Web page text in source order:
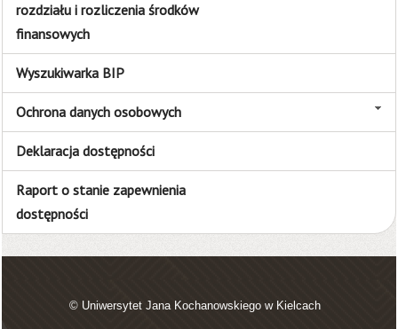
rozdziału i rozliczenia środków
finansowych
Wyszukiwarka BIP
Ochrona danych osobowych
Deklaracja dostępności
Raport o stanie zapewnienia
dostępności
© Uniwersytet Jana Kochanowskiego w Kielcach